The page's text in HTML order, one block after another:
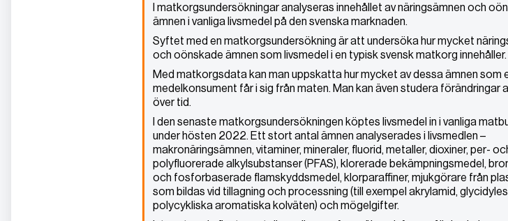
I matkorgsundersökningar analyseras innehållet av näringsämnen och
ämnen i vanliga livsmedel på den svenska marknaden.
Syftet med en matkorgsundersökning är att undersöka hur mycket
och oönskade ämnen som livsmedel i en typisk svensk matkorg innehåller.
Med matkorgsdata kan man uppskatta hur mycket av dessa ämnen som
medelkonsument får i sig från maten. Man kan även studera förändringar
över tid.
I den senaste matkorgsundersökningen köptes livsmedel in i vanliga
under hösten 2022. Ett stort antal ämnen analyserades i livsmedlen –
makronäringsämnen, vitaminer, mineraler, fluorid, metaller, dioxiner, per-
polyfluorerade alkylsubstanser (PFAS), klorerade bekämpningsmedel,
och fosforbaserade flamskyddsmedel, klorparaffiner, mjukgörare från
som bildas vid tillagning och processning (till exempel akrylamid,
polycykliska aromatiska kolväten) och mögelgifter.